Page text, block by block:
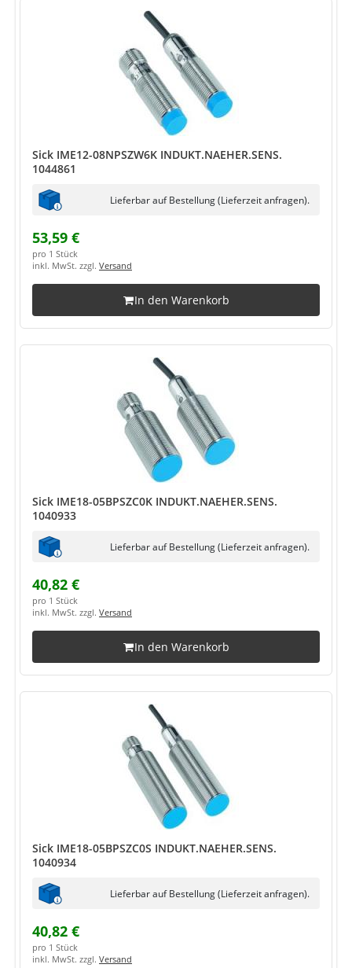
Sick IME12-08NPSZW6K INDUKT.NAEHER.SENS.
1044861
Lieferbar auf Bestellung (Lieferzeit anfragen).
53,59 €
pro 1 Stück
inkl. MwSt. zzgl. Versand
In den Warenkorb
Sick IME18-05BPSZC0K INDUKT.NAEHER.SENS.
1040933
Lieferbar auf Bestellung (Lieferzeit anfragen).
40,82 €
pro 1 Stück
inkl. MwSt. zzgl. Versand
In den Warenkorb
Sick IME18-05BPSZC0S INDUKT.NAEHER.SENS.
1040934
Lieferbar auf Bestellung (Lieferzeit anfragen).
40,82 €
pro 1 Stück
inkl. MwSt. zzgl. Versand